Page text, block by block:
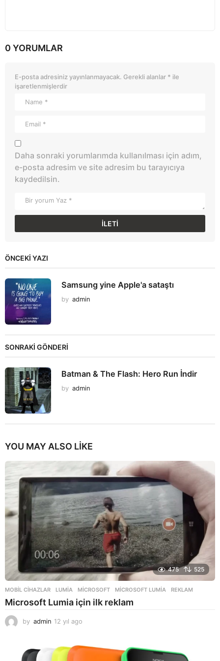
0 YORUMLAR
E-posta adresiniz yayınlanmayacak. Gerekli alanlar * ile
işaretlenmişlerdir
Daha sonraki yorumlarımda kullanılması için adım,
e-posta adresim ve site adresim bu tarayıcıya
kaydedilsin.
ÖNCEKI YAZI
Samsung yine Apple'a sataştı
by admin
SONRAKİ GÖNDERİ
Batman & The Flash: Hero Run İndir
by admin
YOU MAY ALSO LIKE
475 525
MOBIL CIHAZLAR LUMIA ,MICROSOFT ,MICROSOFT LUMIA ,REKLAM
Microsoft Lumia için ilk reklam
by admin 12 yıl ago
ı